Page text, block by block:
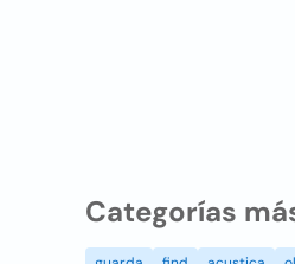
Categorías